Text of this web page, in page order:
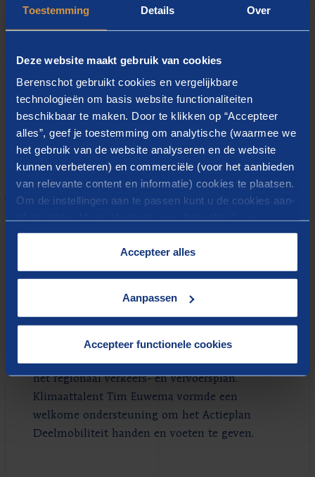
Toestemming Details Over
Deze website maakt gebruik van cookies
Berenschot gebruikt cookies en vergelijkbare
technologieën om basis website functionaliteiten
beschikbaar te maken. Door te klikken op “Accepteer
alles”, geef je toestemming om analytische (waarmee we
het gebruik van de website analyseren en de website
kunnen verbeteren) en commerciële (voor het aanbieden
van relevante content en informatie) cookies te plaatsen.
Om de instellingen aan te passen kunt u de cookies aan-
cookies op onze website treft u in onze
Accepteer alles
Aanpassen
Accepteer functionele cookies
aanstekelijk enthousiasme! Daarnaast vind ik het
belangrijk om altijd te zoeken naar de verbinding
kunnen we toewerken naar een duurzamer
Nederland.
Gerelateerde inzichten
Case
Klimaattalent ondersteunt
Actieplan Deelmobiliteit
Voor netwerkorganisatie Regio Midden-Holland
is deelmobiliteit een belangrijk onderdeel van
het regionaal verkeers- en vervoersplan.
Klimaattalent Tim Euwema vormde een
welkome ondersteuning om het Actieplan
Deelmobiliteit handen en voeten te geven.